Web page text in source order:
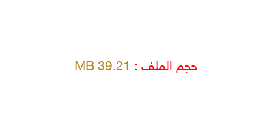
حجم الملف : 39.21 MB